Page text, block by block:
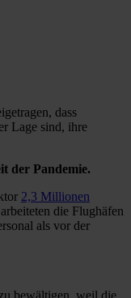
dass
Lage sind, ihre
der Pandemie.
2,3 Millionen
die Flughäfen
als vor der